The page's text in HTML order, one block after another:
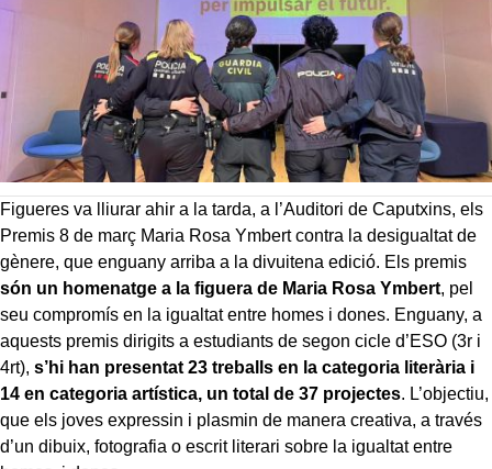
Figueres va lliurar ahir a la tarda, a l’Auditori de Caputxins, els
Premis 8 de març Maria Rosa Ymbert contra la desigualtat de
gènere, que enguany arriba a la divuitena edició. Els premis
són un homenatge a la figuera de Maria Rosa Ymbert, pel
seu compromís en la igualtat entre homes i dones. Enguany, a
aquests premis dirigits a estudiants de segon cicle d’ESO (3r i
4rt), s’hi han presentat 23 treballs en la categoria literària i
14 en categoria artística, un total de 37 projectes. L’objectiu,
que els joves expressin i plasmin de manera creativa, a través
d’un dibuix, fotografia o escrit literari sobre la igualtat entre